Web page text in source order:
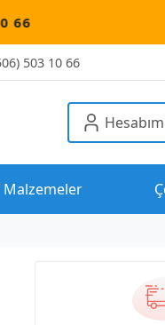
503 10 66
Hesabım
Malzemeler